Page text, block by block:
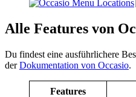
Alle Features von
Du findest eine ausführlichere
derDokumentation von Occasio.
Features